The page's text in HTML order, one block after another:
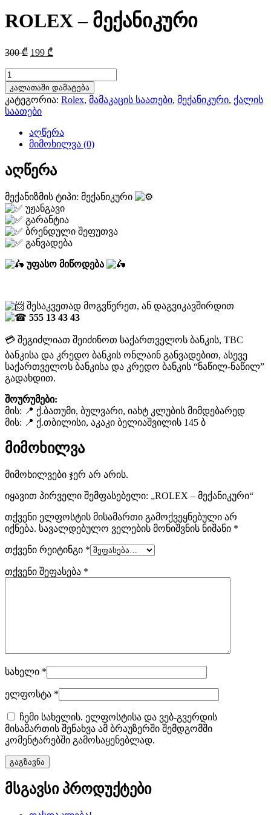
ROLEX – მექანიკური
300₾ Original
was:
300 ₾.
199 ₾
is:
199 ₾.
რაოდენობა:
ROLEX
-
მექანიკური
კალათაში დამატება
კატეგორია: Rolex, მამაკაცის საათები, მექანიკური, ქალის
საათები
აღწერა
მიმოხილვა (0)
აღწერა
მექანიზმის ტიპი: მექანიკური
უჟანგავი
გარანტია
ბრენდული შეფუთვა
განვადება
უფასო მიწოდება
შესაკვეთად მოგვწერეთ, ან დაგვიკავშირდით
555 13 43 43
💳 შეგიძლიათ შეიძინოთ საქართველოს ბანკის, TBC
ბანკისა და კრედო ბანკის ონლაინ განვადებით, ასევე
საქართველოს ბანკისა და კრედო ბანკის “ნაწილ-ნაწილ”
გადახდით.
შოურუმები:
მის: 📍 ქ.ბათუმი, ბულვარი, იახტ კლუბის მიმდებარედ
მის: 📍 ქ.თბილისი, აკაკი ბელიაშვილის 145 ბ
მიმოხილვა
მიმოხილვები ჯერ არ არის.
იყავით პირველი შემფასებელი: „ROLEX – მექანიკური“
თქვენი ელფოსტის მისამართი გამოქვეყნებული არ
იქნება. სავალდებულო ველების მონიშვნის ნიშანი *
თქვენი რეიტინგი *
თქვენი შეფასება *
სახელი *
ელფოსტა *
ჩემი სახელის. ელფოსტისა და ვებ-გვერდის
მისამართის შენახვა ამ ბრაუზერში შემდგომში
კომენტარებში გამოსაყენებლად.
მსგავსი პროდუქტები